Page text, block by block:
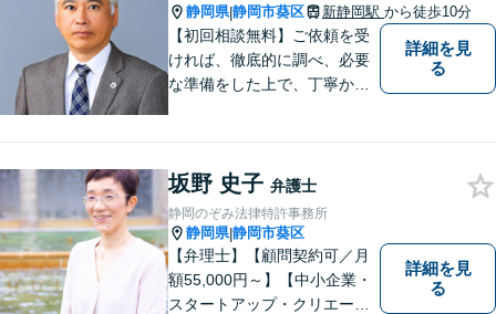
静岡県|静岡市葵区 新静岡駅 から徒歩10分
【初回相談無料】ご依頼を受
ければ、徹底的に調べ、必要
な準備をした上で、丁寧かつ
の損害賠償請求事件、相続・
離婚、破産・個人再生等は、
私が力を注ぎ、得意としてい
る分野です。
詳細を見
る
坂野 史子 弁護士
静岡のぞみ法律特許事務所
静岡県|静岡市葵区
【弁理士】【顧問契約可／月
額55,000円～】【中小企業・
スタートアップ・クリエータ
詳細を見
る